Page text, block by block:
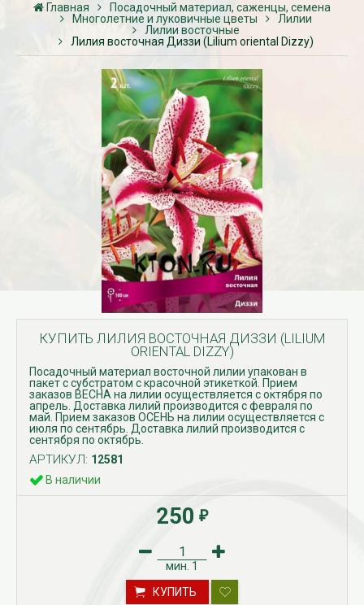
Главная
Посадочный материал, саженцы, семена
Многолетние и луковичные цветы
Лилии
Лилии восточные
Лилия восточная Диззи (Lilium oriental Dizzy)
КУПИТЬ ЛИЛИЯ ВОСТОЧНАЯ ДИЗЗИ (LILIUM
ORIENTAL DIZZY)
Посадочный материал восточной лилии упакован в
пакет с субстратом с красочной этикеткой. Прием
заказов ВЕСНА на лилии осуществляется с октября по
апрель. Доставка лилий производится с февраля по
май. Прием заказов ОСЕНЬ на лилии осуществляется с
июля по сентябрь. Доставка лилий производится с
сентября по октябрь.
АРТИКУЛ: 12581
В наличии
250 ₽
мин. 1
КУПИТЬ